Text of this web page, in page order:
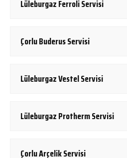
Lüleburgaz Ferroli Servisi
Çorlu Buderus Servisi
Lüleburgaz Vestel Servisi
Lüleburgaz Protherm Servisi
Çorlu Arçelik Servisi